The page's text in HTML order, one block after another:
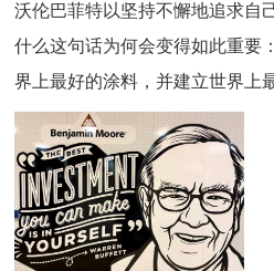
沃伦巴菲特以坚持不懈地追求自
什么这句话为何会变得如此重要
界上最好的涂料，并建立世界上